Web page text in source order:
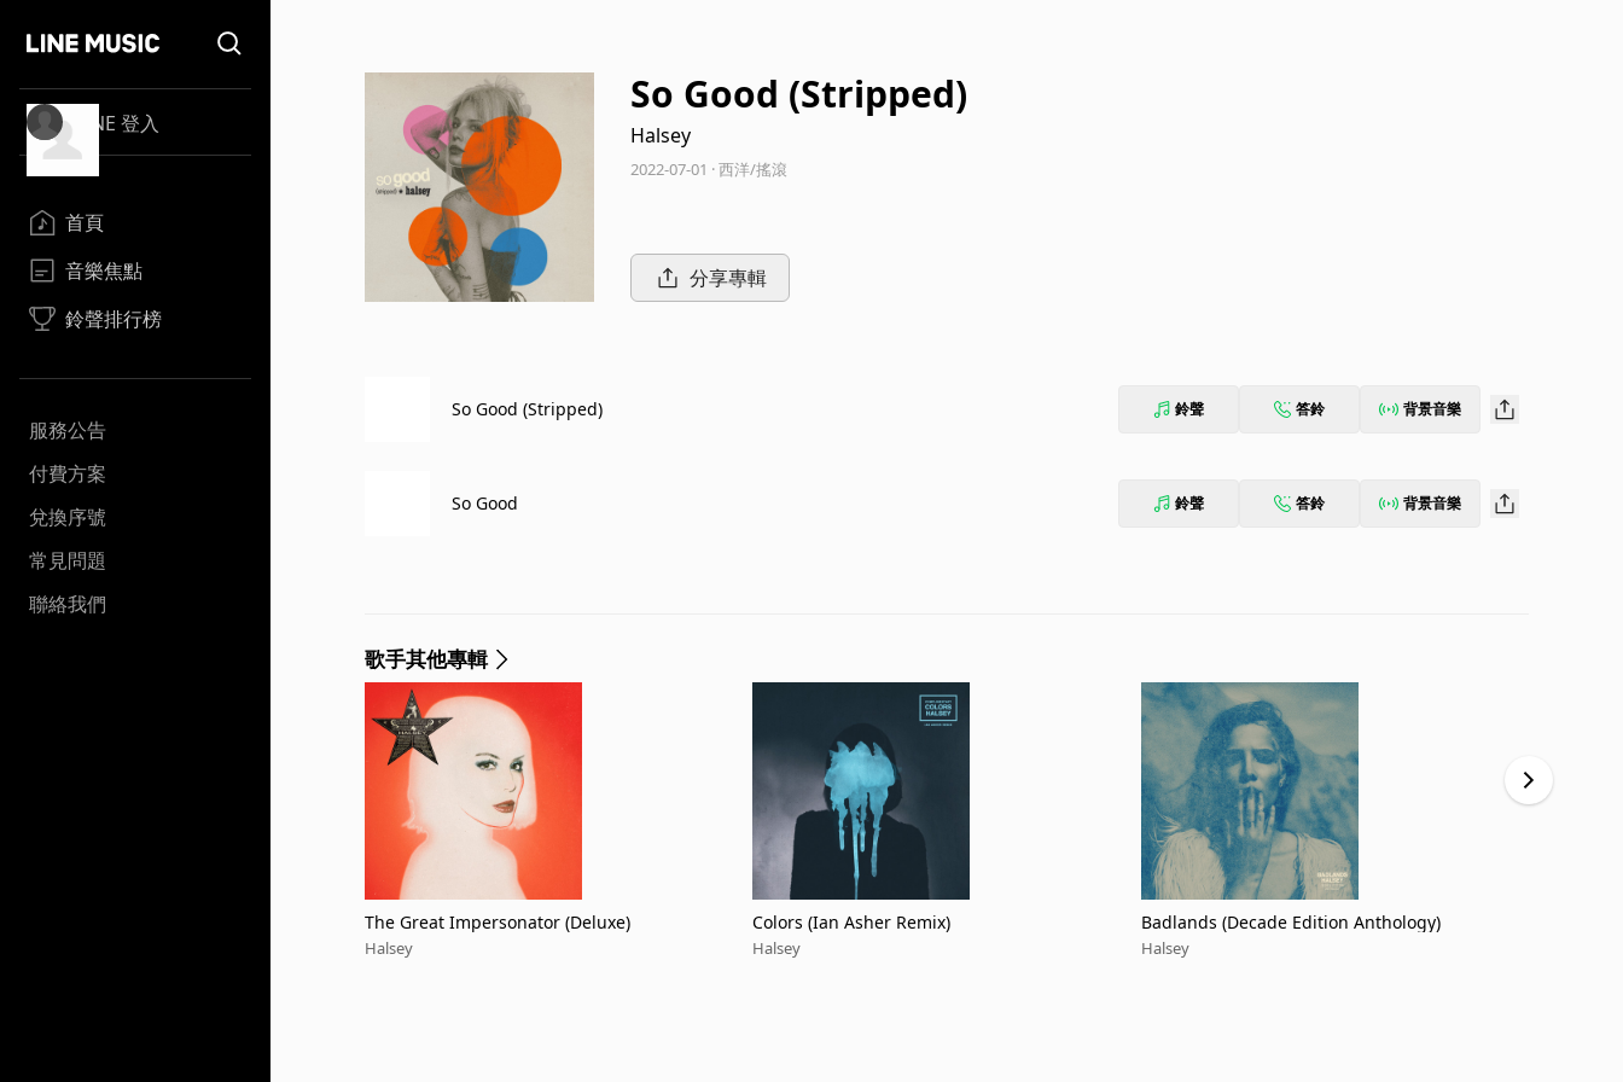
LINE 登入
首頁
音樂焦點
鈴聲排行榜
服務公告
付費方案
兌換序號
常見問題
聯絡我們
So Good (Stripped)
Halsey
2022-07-01 · 西洋/搖滾
分享專輯
So Good (Stripped) 鈴聲 答鈴 背景音樂
So Good 鈴聲 答鈴 背景音樂
歌手其他專輯
The Great Impersonator (Deluxe)
Halsey
Colors (Ian Asher Remix)
Halsey
Badlands (Decade Edition Anthology)
Halsey